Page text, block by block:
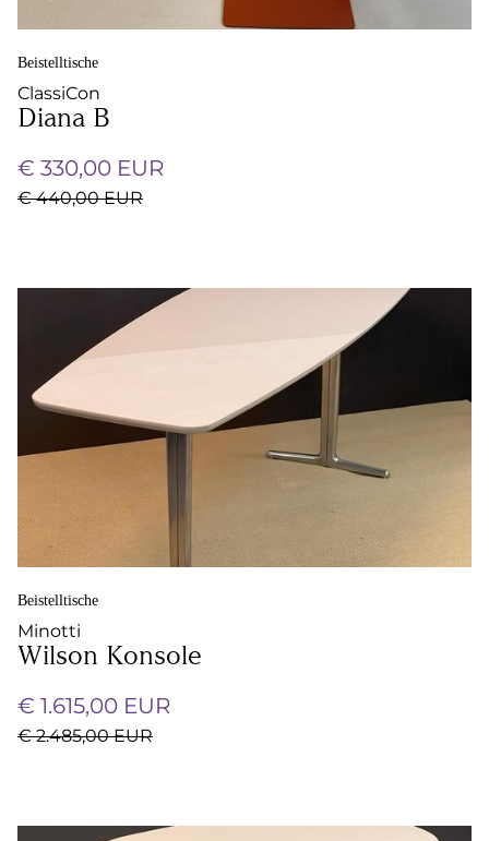
Beistelltische
ClassiCon
Diana B
€ 330,00 EUR
€ 440,00 EUR
Beistelltische
Minotti
Wilson Konsole
€ 1.615,00 EUR
€ 2.485,00 EUR